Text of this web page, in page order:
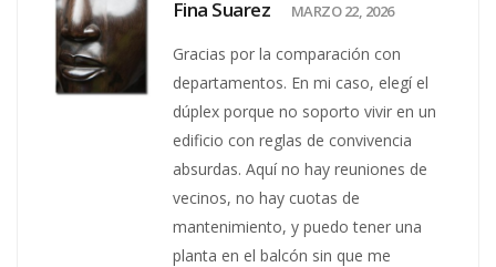
Fina Suarez MARZO 22, 2026
Gracias por la comparación con
departamentos. En mi caso, elegí el
dúplex porque no soporto vivir en un
edificio con reglas de convivencia
absurdas. Aquí no hay reuniones de
vecinos, no hay cuotas de
mantenimiento, y puedo tener una
planta en el balcón sin que me